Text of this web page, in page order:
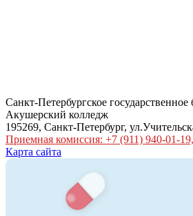
Санкт-Петербургское
Акушерский колледж
195269, Санкт-Петербург,
Приемная комиссия: +7 (911) 940-01-
Карта сайта